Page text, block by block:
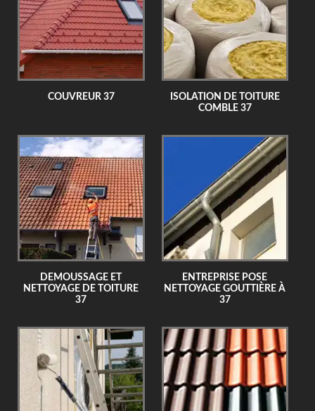
COUVREUR 37
ISOLATION DE TOITURE
COMBLE 37
DEMOUSSAGE ET
NETTOYAGE DE TOITURE
37
ENTREPRISE POSE
NETTOYAGE GOUTTIÈRE À
37